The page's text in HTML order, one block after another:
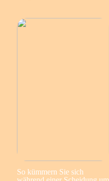
So kümmern Sie sich